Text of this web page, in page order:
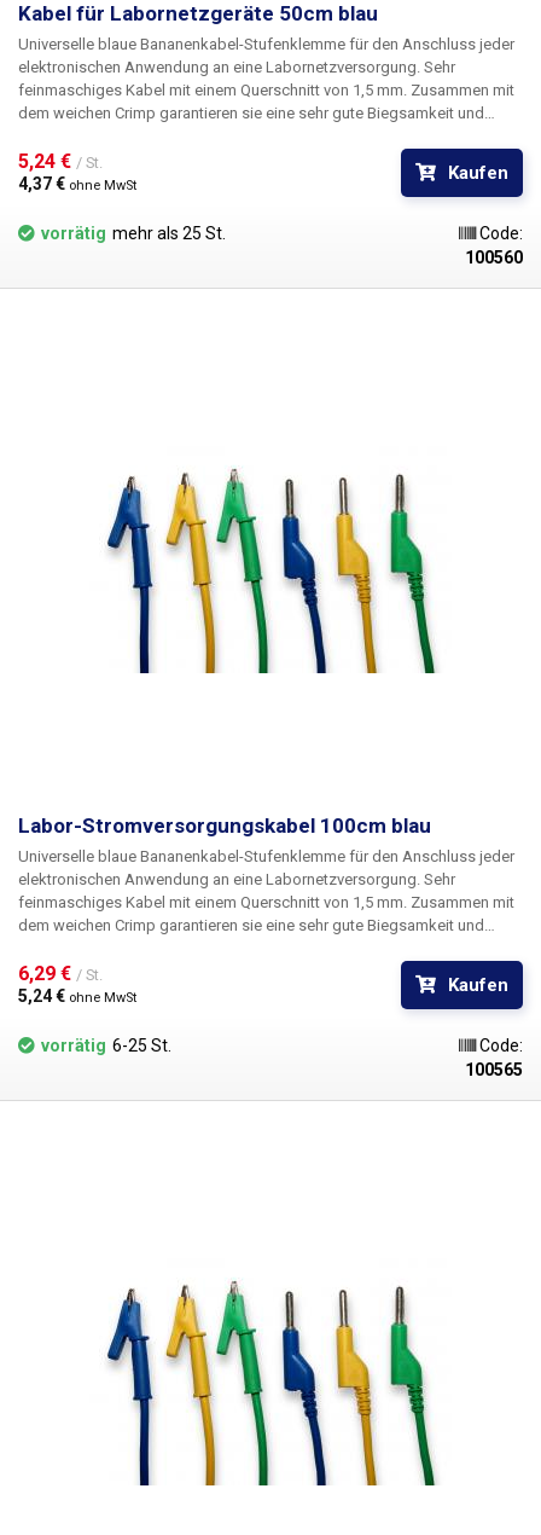
Kabel für Labornetzgeräte 50cm blau
Universelle blaue Bananenkabel-Stufenklemme für den Anschluss jeder
elektronischen Anwendung an eine Labornetzversorgung. Sehr
feinmaschiges Kabel mit einem Querschnitt von 1,5 mm. Zusammen mit
dem weichen Crimp garantieren sie eine sehr gute Biegsamkeit und
Kabel mit Bananen ineinander gesteckt werden, um Knoten im
Stromkreis zu bilden. Erhältlich in mehreren Farben zur
5,24 € / St.
4,37 € ohne MwSt
Kaufen
vorrätig mehr als 25 St.
Code:
100560
Labor-Stromversorgungskabel 100cm blau
Universelle blaue Bananenkabel-Stufenklemme für den Anschluss jeder
elektronischen Anwendung an eine Labornetzversorgung. Sehr
feinmaschiges Kabel mit einem Querschnitt von 1,5 mm. Zusammen mit
dem weichen Crimp garantieren sie eine sehr gute Biegsamkeit und
Kabel mit Bananen ineinander gesteckt werden, um Knoten im
Stromkreis zu bilden. Erhältlich in verschiedenen Farben zur
6,29 € / St.
5,24 € ohne MwSt
Kaufen
vorrätig 6-25 St.
Code:
100565